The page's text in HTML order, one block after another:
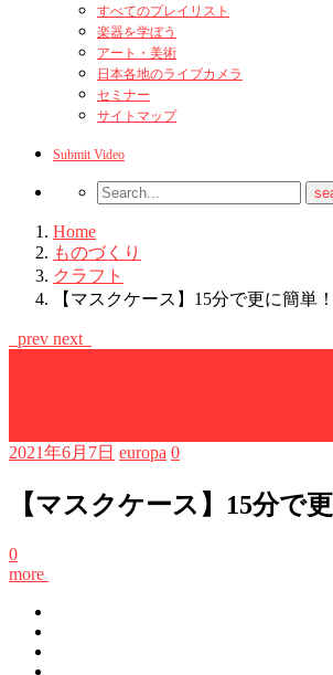
すべてのプレイリスト
楽器を学ぼう
アート・美術
日本各地のライブカメラ
セミナー
サイトマップ
Submit Video
Home
ものづくり
クラフト
【マスクケース】15分で更に簡単
prev next
2021年6月7日 europa 0
【マスクケース】15分で
0
more